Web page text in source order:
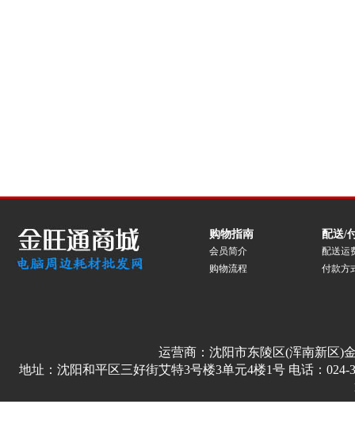
购物指南
会员简介
购物流程
配送/
配送运
付款方
运营商：沈阳市东陵区(浑南新区)
地址：沈阳和平区三好街艾特3号楼3单元4楼1号 电话：024-